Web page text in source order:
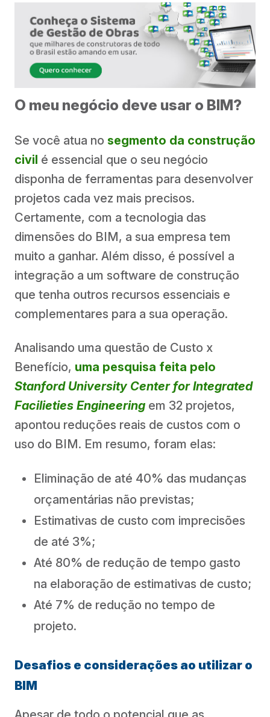
O meu negócio deve usar o BIM?
Se você atua no segmento da construção
civil é essencial que o seu negócio
disponha de ferramentas para desenvolver
projetos cada vez mais precisos.
Certamente, com a tecnologia das
dimensões do BIM, a sua empresa tem
muito a ganhar. Além disso, é possível a
integração a um software de construção
que tenha outros recursos essenciais e
complementares para a sua operação.
Analisando uma questão de Custo x
Benefício, uma pesquisa feita pelo
Stanford University Center for Integrated
Facilieties Engineering em 32 projetos,
apontou reduções reais de custos com o
uso do BIM. Em resumo, foram elas:
Eliminação de até 40% das mudanças
orçamentárias não previstas;
Estimativas de custo com imprecisões
de até 3%;
Até 80% de redução de tempo gasto
na elaboração de estimativas de custo;
Até 7% de redução no tempo de
projeto.
Desafios e considerações ao utilizar o
BIM